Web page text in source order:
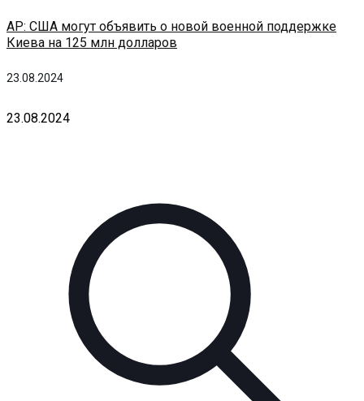
23.08.2024
AP: США могут объявить о новой военной поддержке
Киева на 125 млн долларов
23.08.2024